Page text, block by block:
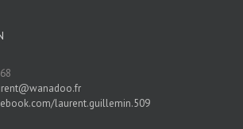
laurent.guillemin.509